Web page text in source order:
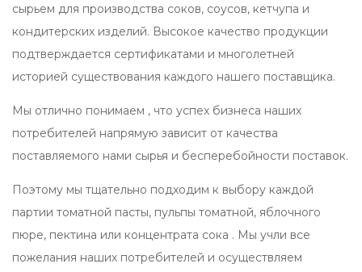
сырьем для производства соков, соусов, кетчупа и
кондитерских изделий. Высокое качество продукции
подтверждается сертификатами и многолетней
историей существования каждого нашего поставщика.
Мы отлично понимаем , что успех бизнеса наших
потребителей напрямую зависит от качества
поставляемого нами сырья и бесперебойности поставок.
Поэтому мы тщательно подходим к выбору каждой
партии томатной пасты, пульпы томатной, яблочного
пюре, пектина или концентрата сока . Мы учли все
пожелания наших потребителей и осуществляем